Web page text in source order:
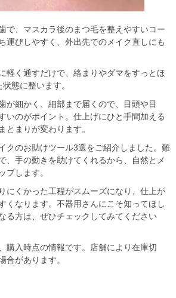
で、マスカラ後のまつ毛を整えやすいコー
運びしやすく、外出先でのメイク直しにも
軽く通すだけで、絡まりやダマをすっとほ
態に整います。
が細かく、細部まで届くので、目頭や目
いのがポイント。仕上げにひと手間加える
とまりが変わります。
クのお助けツール3選をご紹介しました。難
、手の動きを助けてくれるから、自然とメ
プします。
にくかった工程がスムーズになり、仕上が
くなります。不器用さんにこそ知ってほし
る方は、ぜひチェックしてみてください
購入時点の情報です。店舗により在庫切
合があります。